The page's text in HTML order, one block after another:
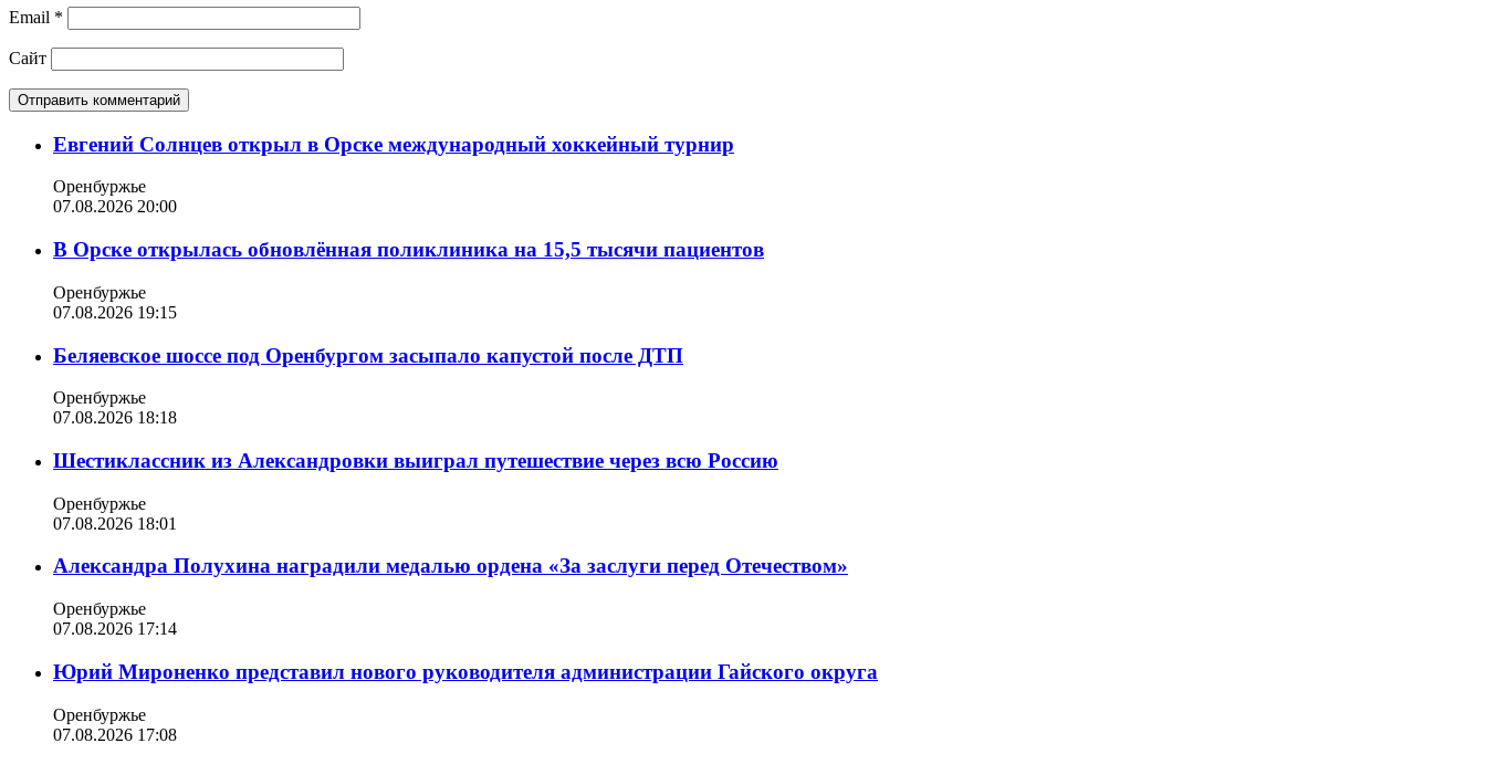
Email *
Сайт
Евгений Солнцев открыл в Орске международный хоккейный турнир
Оренбуржье
07.08.2026 20:00
В Орске открылась обновлённая поликлиника на 15,5 тысячи пациентов
Оренбуржье
07.08.2026 19:15
Беляевское шоссе под Оренбургом засыпало капустой после ДТП
Оренбуржье
07.08.2026 18:18
Шестиклассник из Александровки выиграл путешествие через всю Россию
Оренбуржье
07.08.2026 18:01
Александра Полухина наградили медалью ордена «За заслуги перед Отечеством»
Оренбуржье
07.08.2026 17:14
Юрий Мироненко представил нового руководителя администрации Гайского округа
Оренбуржье
07.08.2026 17:08